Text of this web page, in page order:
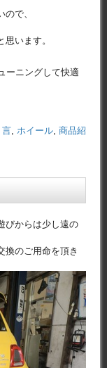
で、
います。
ーニングして快適
言 ホイール 商品紹
びからは少し遠の
換のご用命を頂き